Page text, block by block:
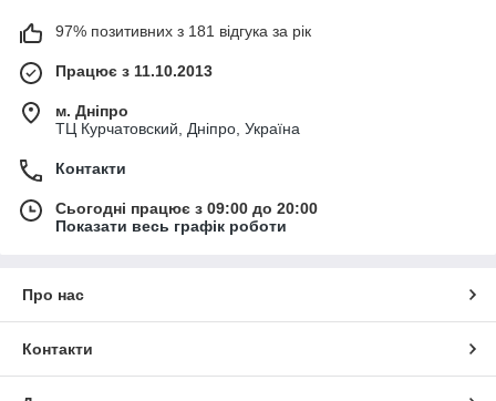
97% позитивних з 181 відгука за рік
Працює з 11.10.2013
м. Дніпро
ТЦ Курчатовский, Дніпро, Україна
Контакти
Сьогодні працює з 09:00 до 20:00
Показати весь графік роботи
Про нас
Контакти